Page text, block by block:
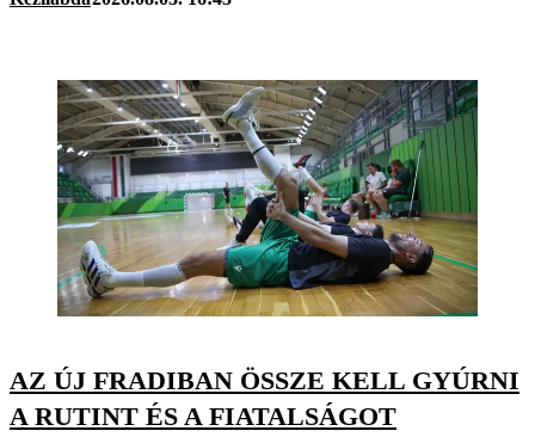
AZ ÚJ FRADIBAN ÖSSZE KELL GYÚRNI
A RUTINT ÉS A FIATALSÁGOT